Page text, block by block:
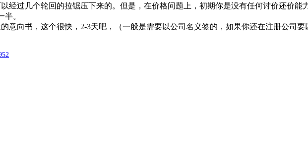
经过几个轮回的拉锯压下来的。但是，在价格问题上，初期你是没有任何讨价还价能
。
向书，这个很快，2-3天吧，（一般是需要以公司名义签的，如果你还在注册公司